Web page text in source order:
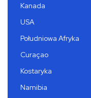
Kanada
USA
Południowa Afryka
Curaçao
Kostaryka
Namibia